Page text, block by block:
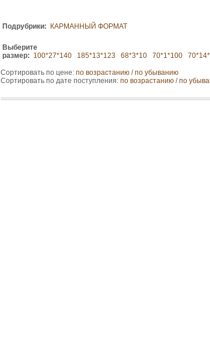
Подрубрики: КАРМАННЫЙ ФОРМАТ
Выберите
размер: 100*27*140 185*13*123 68*3*10 70*1*100
Сортировать по цене: по возрастанию /по убыванию
Сортировать по дате поступления: по возрастанию /по